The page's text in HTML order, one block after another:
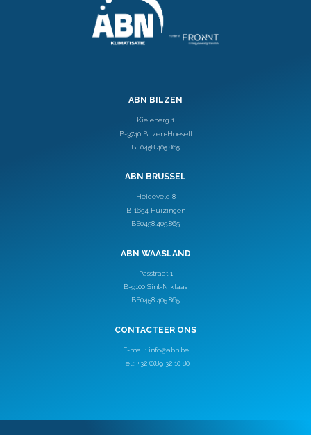
ABN BILZEN
Kieleberg 1
B-3740 Bilzen-Hoeselt
BE0458.405.865
ABN BRUSSEL
Heideveld 8
B-1654 Huizingen
BE0458.405.865
ABN WAASLAND
Passtraat 1
B-9100 Sint-Niklaas
BE0458.405.865
CONTACTEER ONS
E-mail: info@abn.be
Tel.: +32 (0)89 32 10 80